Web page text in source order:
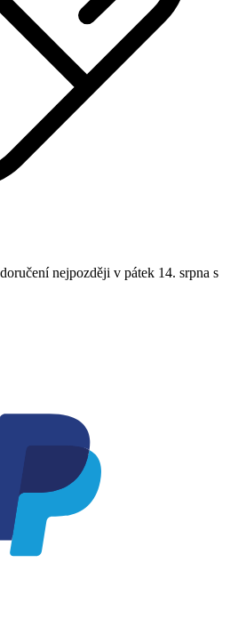
nejpozději v pátek 14. srpna s